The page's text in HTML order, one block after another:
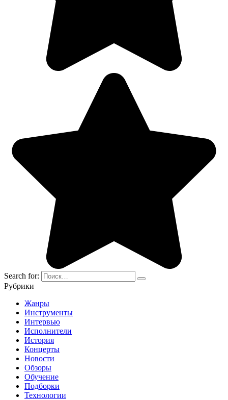
Search for:
Рубрики
Жанры
Инструменты
Интервью
Исполнители
История
Концерты
Новости
Обзоры
Обучение
Подборки
Технологии